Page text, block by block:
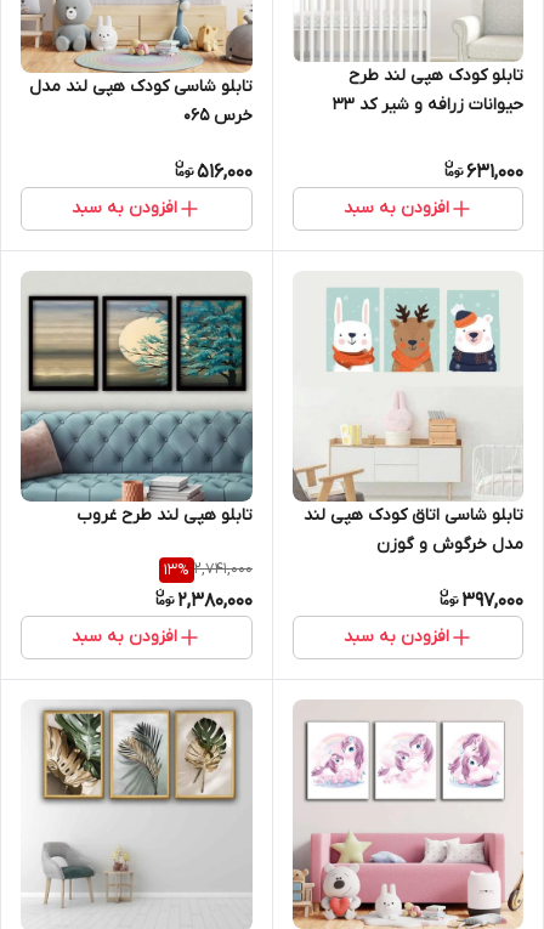
تابلو کودک هپی لند طرح
حیوانات زرافه و شیر کد 33
631,000
افزودن به سبد
تابلو شاسی کودک هپی لند مدل
خرس 065
516,000
افزودن به سبد
تابلو شاسی اتاق کودک هپی لند
مدل خرگوش و گوزن
397,000
افزودن به سبد
تابلو هپی لند طرح غروب
2,741,000
13%
2,380,000
افزودن به سبد